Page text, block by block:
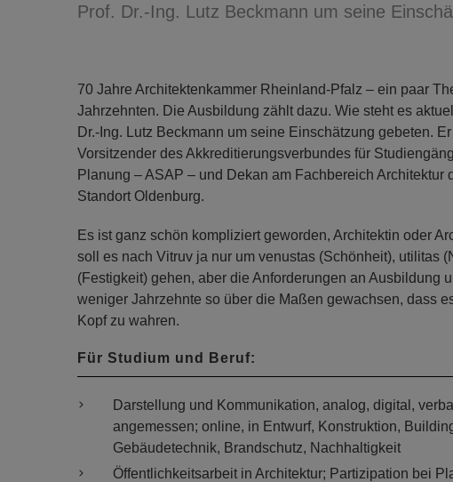
Prof. Dr.-Ing. Lutz Beckmann um seine
70 Jahre Architektenkammer Rheinland-Pfalz – ein paar
Jahrzehnten. Die Ausbildung zählt dazu. Wie steht es
Dr.-Ing. Lutz Beckmann um seine Einschätzung gebeten.
Vorsitzender des Akkreditierungsverbundes für
Planung – ASAP – und Dekan am Fachbereich Architektur
Standort Oldenburg.
Es ist ganz schön kompliziert geworden, Architektin oder
soll es nach Vitruv ja nur um venustas (Schönheit), utilitas
(Festigkeit) gehen, aber die Anforderungen an Ausbildung
weniger Jahrzehnte so über die Maßen gewachsen, dass
Kopf zu wahren.
Für Studium und Beruf:
Darstellung und Kommunikation, analog, digital,
angemessen; online, in Entwurf, Konstruktion,
Gebäudetechnik, Brandschutz, Nachhaltigkeit
Öffentlichkeitsarbeit in Architektur; Partizipation bei